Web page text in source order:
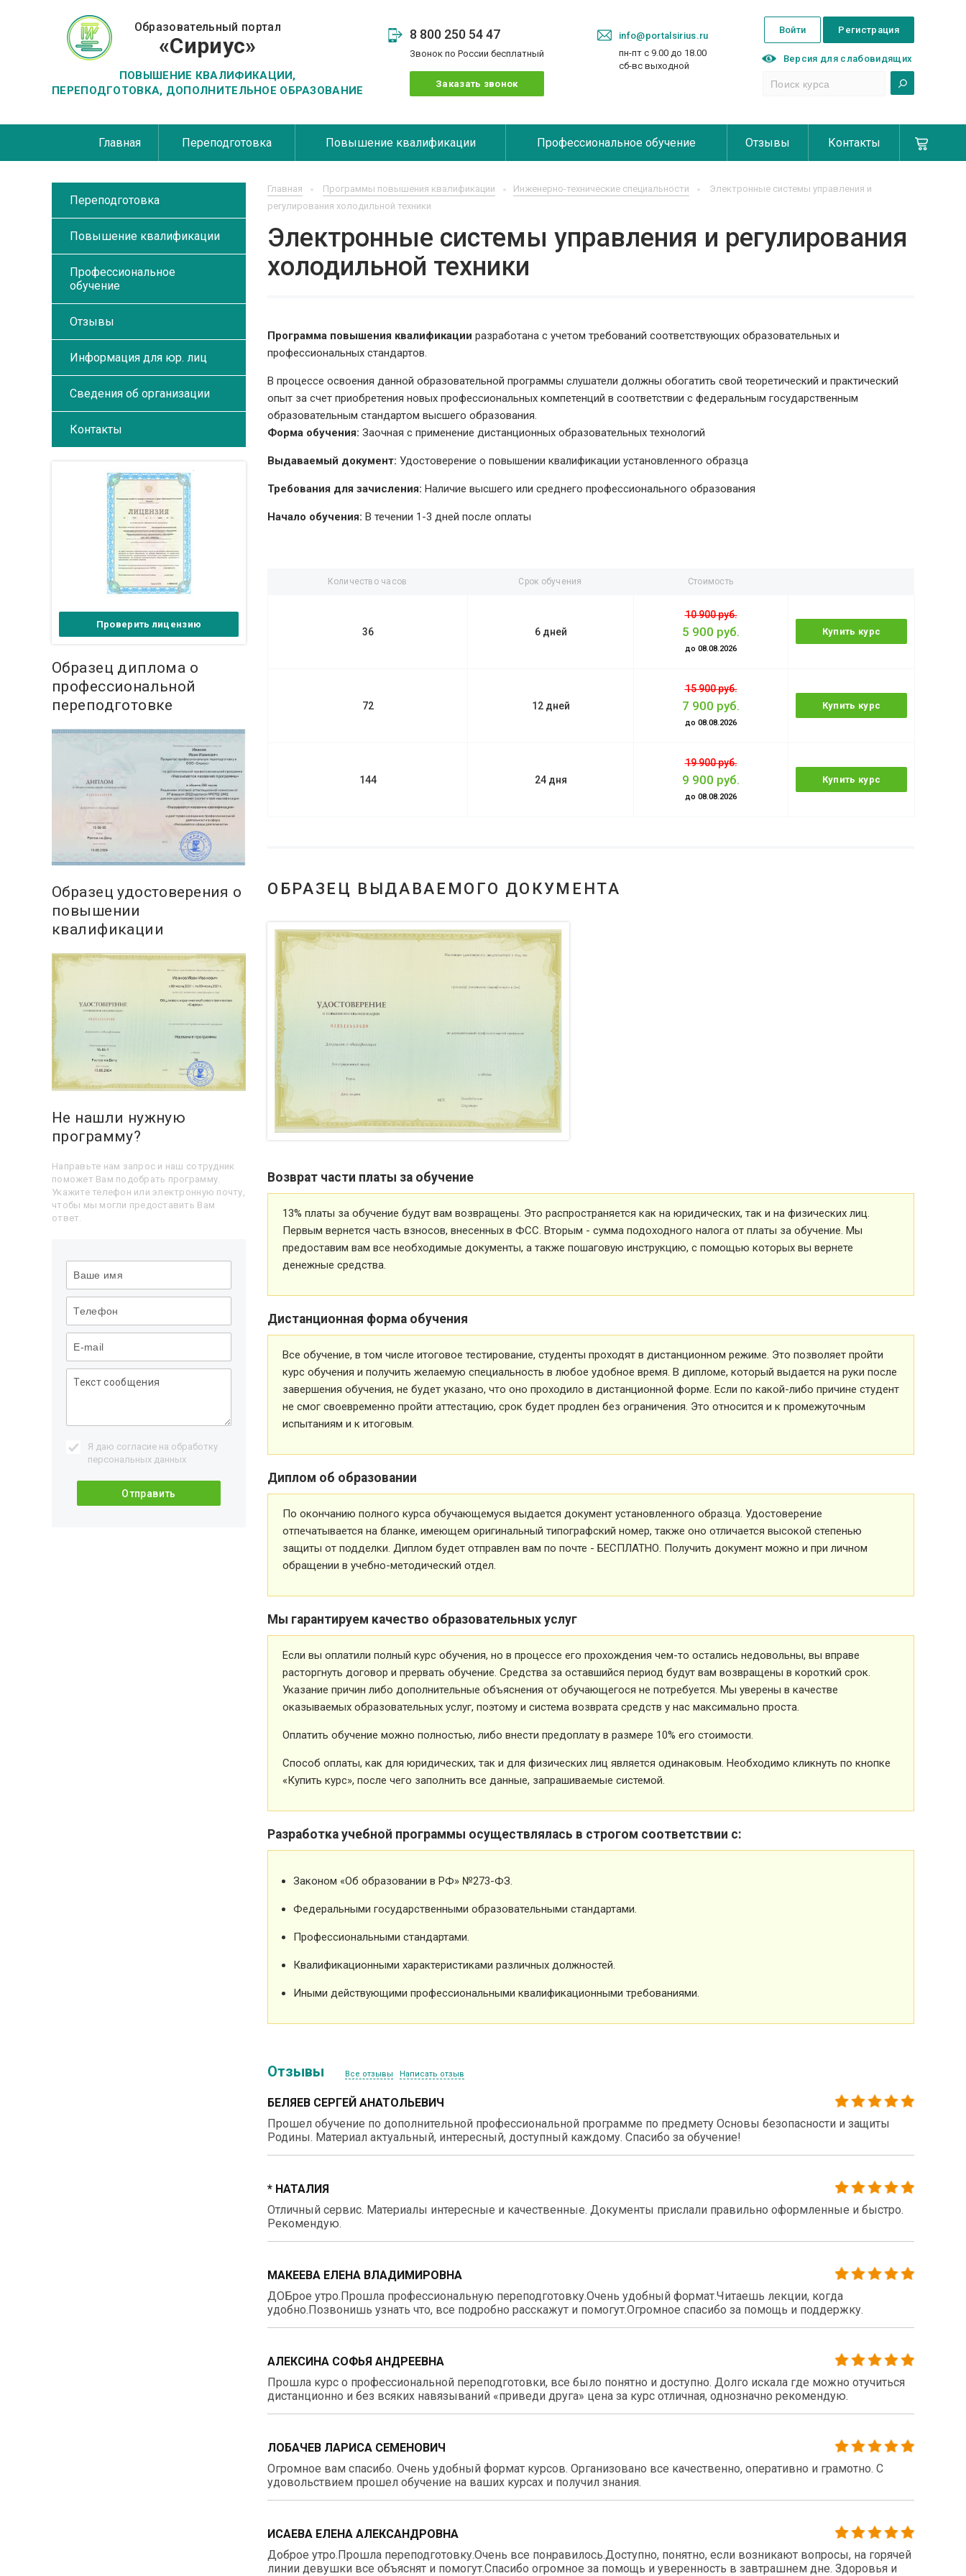
Образовательный портал
«Сириус»
ПОВЫШЕНИЕ КВАЛИФИКАЦИИ,
ПЕРЕПОДГОТОВКА, ДОПОЛНИТЕЛЬНОЕ ОБРАЗОВАНИЕ
8 800 250 54 47
Звонок по России бесплатный
Заказать звонок
info@portalsirius.ru
пн-пт с 9.00 до 18.00
сб-вс выходной
Регистрация
Войти
Версия для слабовидящих
Главная Переподготовка Повышение квалификации Профессиональное обучение Отзывы Контакты
Главная Программы повышения квалификации Инженерно-технические специальности
Электронные системы управления и
регулирования холодильной техники
Электронные системы управления и регулирования
холодильной техники
Программа повышения квалификации разработана с учетом требований соответствующих образовательных и
профессиональных стандартов.
В процессе освоения данной образовательной программы слушатели должны обогатить свой теоретический и практический
опыт за счет приобретения новых профессиональных компетенций в соответствии с федеральным государственным
образовательным стандартом высшего образования.
Форма обучения: Заочная с применение дистанционных образовательных технологий
Выдаваемый документ: Удостоверение о повышении квалификации установленного образца
Требования для зачисления: Наличие высшего или среднего профессионального образования
Начало обучения: В течении 1-3 дней после оплаты
Количество часов Срок обучения Стоимость
36 6 дней
10 900 руб.
5 900 руб.
до 08.08.2026
Купить курс
72 12 дней
15 900 руб.
7 900 руб.
до 08.08.2026
Купить курс
144 24 дня
19 900 руб.
9 900 руб.
до 08.08.2026
Купить курс
ОБРАЗЕЦ ВЫДАВАЕМОГО ДОКУМЕНТА
Возврат части платы за обучение
13% платы за обучение будут вам возвращены. Это распространяется как на юридических, так и на физических лиц.
Первым вернется часть взносов, внесенных в ФСС. Вторым - сумма подоходного налога от платы за обучение. Мы
предоставим вам все необходимые документы, а также пошаговую инструкцию, с помощью которых вы вернете
денежные средства.
Дистанционная форма обучения
Все обучение, в том числе итоговое тестирование, студенты проходят в дистанционном режиме. Это позволяет пройти
курс обучения и получить желаемую специальность в любое удобное время. В дипломе, который выдается на руки после
завершения обучения, не будет указано, что оно проходило в дистанционной форме. Если по какой-либо причине студент
не смог своевременно пройти аттестацию, срок будет продлен без ограничения. Это относится и к промежуточным
испытаниям и к итоговым.
Диплом об образовании
По окончанию полного курса обучающемуся выдается документ установленного образца. Удостоверение
отпечатывается на бланке, имеющем оригинальный типографский номер, также оно отличается высокой степенью
защиты от подделки. Диплом будет отправлен вам по почте - БЕСПЛАТНО. Получить документ можно и при личном
обращении в учебно-методический отдел.
Мы гарантируем качество образовательных услуг
Если вы оплатили полный курс обучения, но в процессе его прохождения чем-то остались недовольны, вы вправе
расторгнуть договор и прервать обучение. Средства за оставшийся период будут вам возвращены в короткий срок.
Указание причин либо дополнительные объяснения от обучающегося не потребуется. Мы уверены в качестве
оказываемых образовательных услуг, поэтому и система возврата средств у нас максимально проста.
Оплатить обучение можно полностью, либо внести предоплату в размере 10% его стоимости.
Способ оплаты, как для юридических, так и для физических лиц является одинаковым. Необходимо кликнуть по кнопке
«Купить курс», после чего заполнить все данные, запрашиваемые системой.
Разработка учебной программы осуществлялась в строгом соответствии с:
Законом «Об образовании в РФ» №273-ФЗ.
Федеральными государственными образовательными стандартами.
Профессиональными стандартами.
Квалификационными характеристиками различных должностей.
Иными действующими профессиональными квалификационными требованиями.
Отзывы Все отзывы Написать отзыв
БЕЛЯЕВ СЕРГЕЙ АНАТОЛЬЕВИЧ
Прошел обучение по дополнительной профессиональной программе по предмету Основы безопасности и защиты
Родины. Материал актуальный, интересный, доступный каждому. Спасибо за обучение!
* НАТАЛИЯ
Отличный сервис. Материалы интересные и качественные. Документы прислали правильно оформленные и быстро.
Рекомендую.
МАКЕЕВА ЕЛЕНА ВЛАДИМИРОВНА
ДОБрое утро.Прошла профессиональную переподготовку.Очень удобный формат.Читаешь лекции, когда
удобно.Позвонишь узнать что, все подробно расскажут и помогут.Огромное спасибо за помощь и поддержку.
АЛЕКСИНА СОФЬЯ АНДРЕЕВНА
Прошла курс о профессиональной переподготовки, все было понятно и доступно. Долго искала где можно отучиться
дистанционно и без всяких навязываний «приведи друга» цена за курс отличная, однозначно рекомендую.
ЛОБАЧЕВ ЛАРИСА СЕМЕНОВИЧ
Огромное вам спасибо. Очень удобный формат курсов. Организовано все качественно, оперативно и грамотно. С
удовольствием прошел обучение на ваших курсах и получил знания.
ИСАЕВА ЕЛЕНА АЛЕКСАНДРОВНА
Доброе утро.Прошла переподготовку.Очень все понравилось.Доступно, понятно, если возникают вопросы, на горячей
линии девушки все объяснят и помогут.Спасибо огромное за помощь и уверенность в завтрашнем дне. Здоровья и
Переподготовка
Повышение квалификации
Профессиональное
обучение
Отзывы
Информация для юр. лиц
Сведения об организации
Контакты
Проверить лицензию
Образец диплома о
профессиональной
переподготовке
Образец удостоверения о
повышении
квалификации
Не нашли нужную
программу?
Направьте нам запрос и наш сотрудник
поможет Вам подобрать программу.
Укажите телефон или электронную почту,
чтобы мы могли предоставить Вам
ответ.
Я даю согласие на обработку
персональных данных